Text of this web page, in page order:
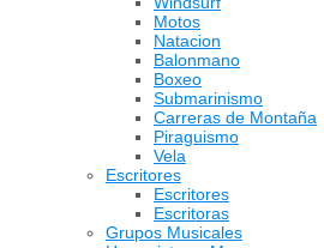
Motos
Natacion
Balonmano
Boxeo
Submarinismo
Carreras de Montaña
Piraguismo
Vela
Escritores
Escritores
Escritoras
Grupos Musicales